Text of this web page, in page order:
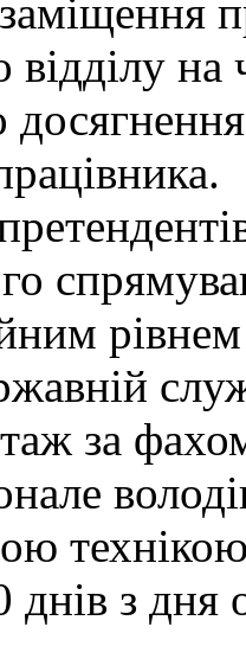
на
за
днів з дня